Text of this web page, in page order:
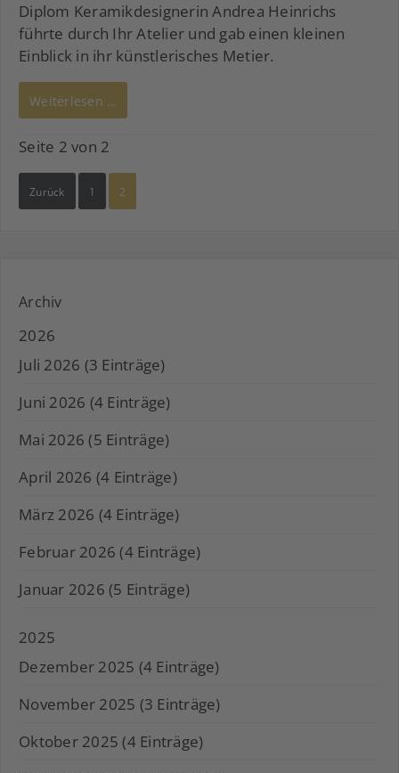
Diplom Keramikdesignerin Andrea Heinrichs
führte durch Ihr Atelier und gab einen kleinen
Einblick in ihr künstlerisches Metier.
Weiterlesen …
Seite 2 von 2
Zurück 1 2
Archiv
2026
Juli 2026 (3 Einträge)
Juni 2026 (4 Einträge)
Mai 2026 (5 Einträge)
April 2026 (4 Einträge)
März 2026 (4 Einträge)
Februar 2026 (4 Einträge)
Januar 2026 (5 Einträge)
2025
Dezember 2025 (4 Einträge)
November 2025 (3 Einträge)
Oktober 2025 (4 Einträge)